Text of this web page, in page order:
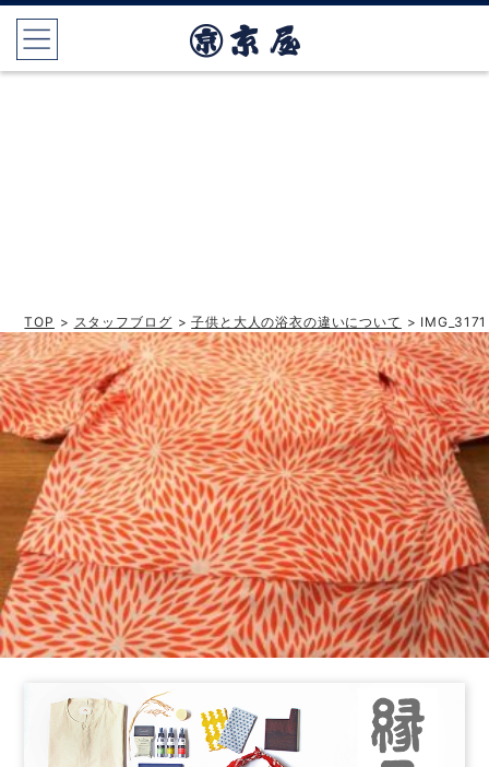
TOP > スタッフブログ >子供と大人の浴衣の違いについて > IMG_3171